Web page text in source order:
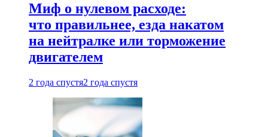
Миф о нулевом расходе:
что правильнее, езда накатом
на нейтралке или торможение
двигателем
2 года спустя2 года спустя